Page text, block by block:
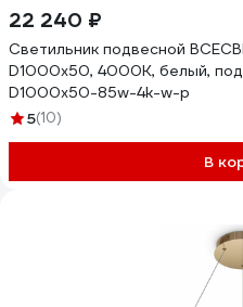
22 240 ₽
Светильник подвесной
D1000x50, 4000К, белый,
D1000x50-85w-4k-w-p
5(10)
В